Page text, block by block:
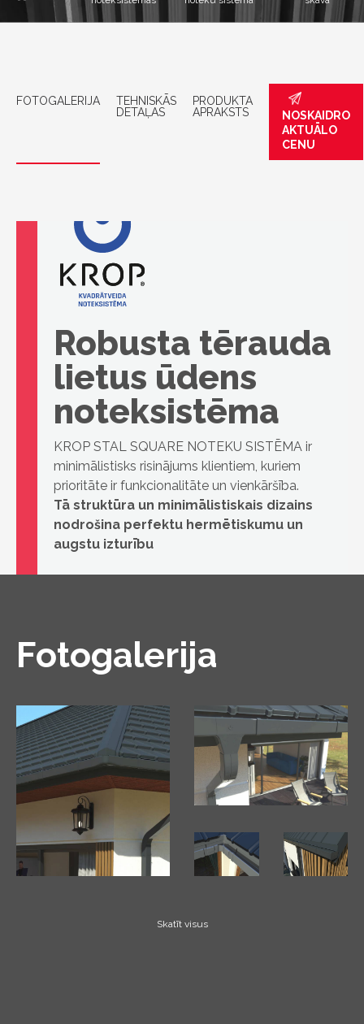
FOTOGALERIJA
TEHNISKĀS
DETAĻAS
PRODUKTA
APRAKSTS
NOSKAIDRO
AKTUĀLO
CENU
Robusta tērauda
lietus ūdens
noteksistēma
KROP STAL SQUARE NOTEKU SISTĒMA ir
minimālistisks risinājums klientiem, kuriem
prioritāte ir funkcionalitāte un vienkāršība.
Tā struktūra un minimālistiskais dizains
nodrošina perfektu hermētiskumu un
augstu izturību
Fotogalerija
Skatīt visus